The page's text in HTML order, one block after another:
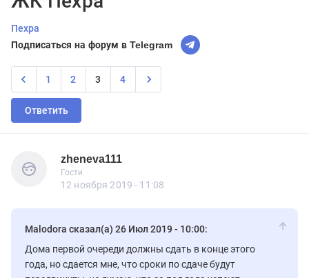
Пехра
Подписаться на форум в Telegram
1 2 3 4
Ответить
zheneva111
zheneva111
Гости
Гости
12 ноября 2019 - 11:08
Malodora сказал(а) 26 Июл 2019 - 10:00:
Дома первой очереди должны сдать в конце этого
года, но сдается мне, что сроки по сдаче будут